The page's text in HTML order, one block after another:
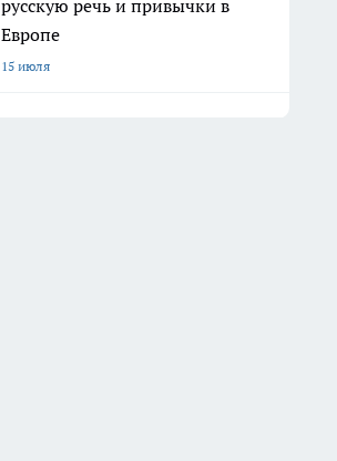
русскую речь и привычки в
Европе
15 июля